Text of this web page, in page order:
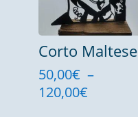
Corto Maltese
50,00€ –
120,00€Plage